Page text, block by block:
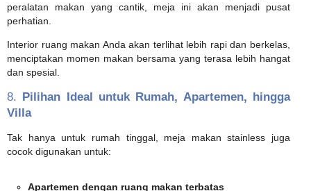
peralatan makan yang cantik, meja ini akan menjadi pusat
perhatian.
Interior ruang makan Anda akan terlihat lebih rapi dan berkelas,
menciptakan momen makan bersama yang terasa lebih hangat
dan spesial.
8. Pilihan Ideal untuk Rumah, Apartemen, hingga
Villa
Tak hanya untuk rumah tinggal, meja makan stainless juga
cocok digunakan untuk:
Apartemen dengan ruang makan terbatas